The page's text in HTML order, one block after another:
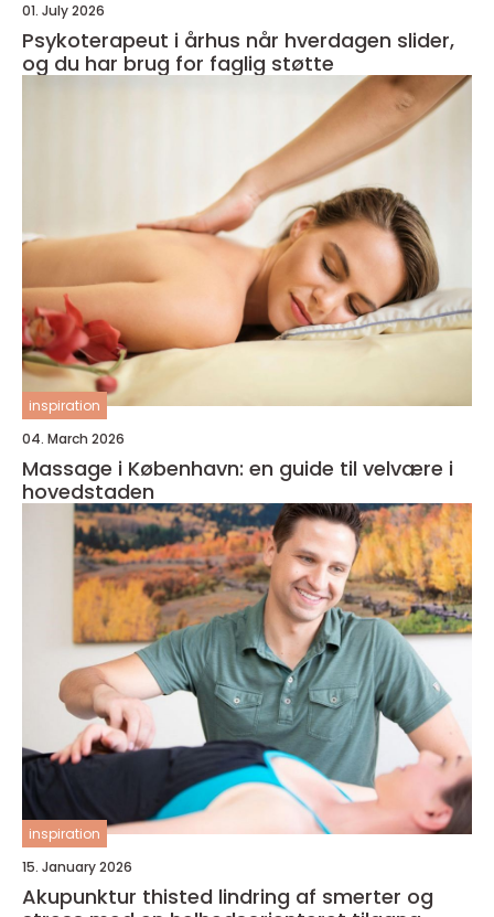
01. July 2026
Psykoterapeut i århus når hverdagen slider,
og du har brug for faglig støtte
inspiration
04. March 2026
Massage i København: en guide til velvære i
hovedstaden
inspiration
15. January 2026
Akupunktur thisted lindring af smerter og